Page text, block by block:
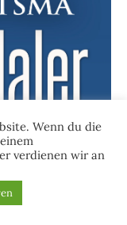
Wenn du die
verdienen wir an